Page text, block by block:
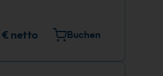
netto Buchen